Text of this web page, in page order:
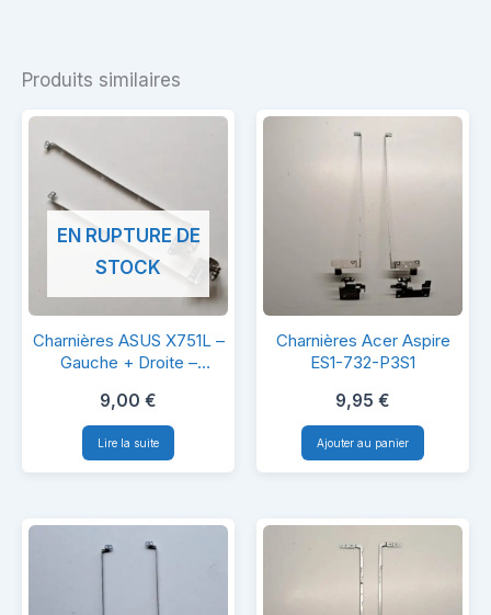
Produits similaires
Charnières
ASUS
X751L
–
Gauche
Droite
Originales
EN RUPTURE DE
STOCK
Charnières ASUS X751L –
Gauche + Droite –
9,00 €
Lire la suite
Charnières
Acer
Aspire
ES1-
732-
Charnières Acer Aspire
ES1-732-P3S1
9,95 €
Ajouter au panier